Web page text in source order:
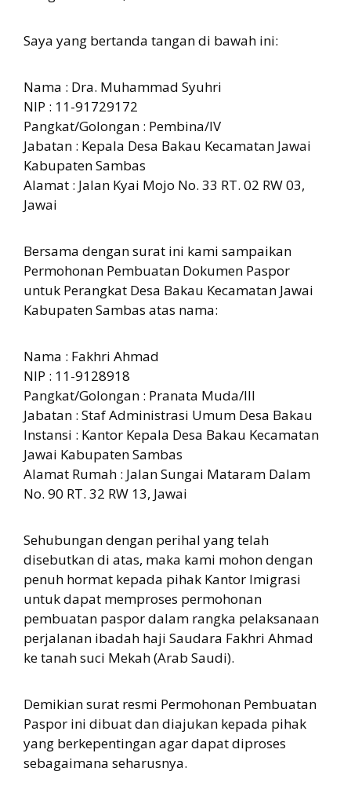
Saya yang bertanda tangan di bawah ini:
Nama : Dra. Muhammad Syuhri
NIP : 11-91729172
Pangkat/Golongan : Pembina/IV
Jabatan : Kepala Desa Bakau Kecamatan Jawai
Kabupaten Sambas
Alamat : Jalan Kyai Mojo No. 33 RT. 02 RW 03,
Jawai
Bersama dengan surat ini kami sampaikan
Permohonan Pembuatan Dokumen Paspor
untuk Perangkat Desa Bakau Kecamatan Jawai
Kabupaten Sambas atas nama:
Nama : Fakhri Ahmad
NIP : 11-9128918
Pangkat/Golongan : Pranata Muda/III
Jabatan : Staf Administrasi Umum Desa Bakau
Instansi : Kantor Kepala Desa Bakau Kecamatan
Jawai Kabupaten Sambas
Alamat Rumah : Jalan Sungai Mataram Dalam
No. 90 RT. 32 RW 13, Jawai
Sehubungan dengan perihal yang telah
disebutkan di atas, maka kami mohon dengan
penuh hormat kepada pihak Kantor Imigrasi
untuk dapat memproses permohonan
pembuatan paspor dalam rangka pelaksanaan
perjalanan ibadah haji Saudara Fakhri Ahmad
ke tanah suci Mekah (Arab Saudi).
Demikian surat resmi Permohonan Pembuatan
Paspor ini dibuat dan diajukan kepada pihak
yang berkepentingan agar dapat diproses
sebagaimana seharusnya.